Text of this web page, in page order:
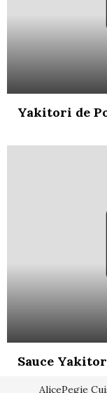
Yakitori de
Sauce
AlicePegie